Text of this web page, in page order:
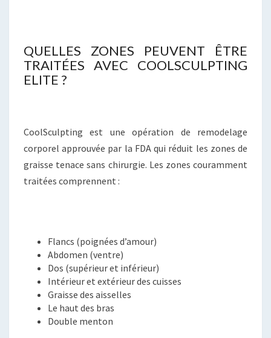
QUELLES ZONES PEUVENT ÊTRE
TRAITÉES AVEC COOLSCULPTING
ELITE ?
CoolSculpting est une opération de remodelage
corporel approuvée par la FDA qui réduit les zones de
graisse tenace sans chirurgie. Les zones couramment
traitées comprennent :
Flancs (poignées d’amour)
Abdomen (ventre)
Dos (supérieur et inférieur)
Intérieur et extérieur des cuisses
Graisse des aisselles
Le haut des bras
Double menton